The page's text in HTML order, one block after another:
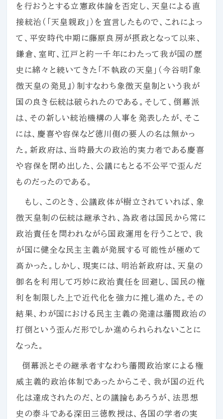
を行おうとする立憲政体論を否定し、天皇による直
接統治（「天皇親政」）を宣言したもので、これによっ
て、平安時代中期に藤原良房が摂政となって以来、
鎌倉、室町、江戸と約一千年にわたって我が国の歴
史に綿々と続いてきた「不執政の天皇」（今谷明『象
徴天皇の発見』）制すなわち象徴天皇制という我が
国の良き伝統は破られたのである。そして、倒幕派
は、その新しい統治機構の人事を発表したが、そこ
には、慶喜や容保など徳川側の要人の名は無かっ
た。新政府は、当時最大の政治的実力者である慶喜
や容保を閉め出した、公議にもとる不公平で歪んだ
ものだったのである。
もし、このとき、公議政体が樹立されていれば、象
徴天皇制の伝統は継承され、為政者は国民から常に
政治責任を問われながら国政運用を行うことで、我
が国に健全な民主主義が発展する可能性が極めて
高かった。しかし、現実には、明治新政府は、天皇の
御名を利用して巧妙に政治責任を回避し、国民の権
利を制限した上で近代化を強力に推し進めた。その
結果、わが国における民主主義の発達は藩閥政治の
打倒という歪んだ形でしか進められられないことに
なった。
倒幕派とその継承者すなわち藩閥政治家による権
威主義的政治体制であったからこそ、我が国の近代
化は達成されたのだ、との議論もあろうが、法思想
史の泰斗である深田三徳教授は、各国の学者の実